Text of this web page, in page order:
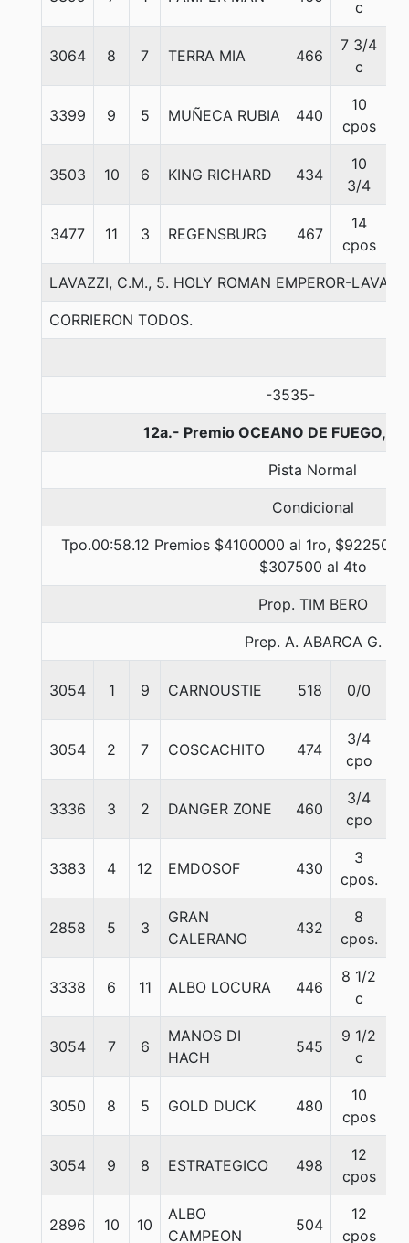
c
3064 8 7 TERRA MIA 466
7 3/4
c
3399 9 5 MUÑECA RUBIA 440
10
cpos
3503 10 6 KING RICHARD 434
10
3/4
3477 11 3 REGENSBURG 467
14
cpos
LAVAZZI, C.M., 5. HOLY ROMAN EMPEROR-
CORRIERON TODOS.
-3535-
12a.- Premio OCEANO DE FUEGO,
Pista Normal
Condicional
Tpo.00:58.12 Premios $4100000 al 1ro, $922500
$307500 al 4to
Prop. TIM BERO
Prep. A. ABARCA G.
3054 1 9 CARNOUSTIE 518 0/0
3054 2 7 COSCACHITO 474
3/4
cpo
3336 3 2 DANGER ZONE 460
3/4
cpo
3383 4 12 EMDOSOF 430
3
cpos.
2858 5 3
GRAN
CALERANO
432
8
cpos.
3338 6 11 ALBO LOCURA 446
8 1/2
c
3054 7 6
MANOS DI
HACH
545
9 1/2
c
3050 8 5 GOLD DUCK 480
10
cpos
3054 9 8 ESTRATEGICO 498
12
cpos
2896 10 10
ALBO
CAMPEON
504
12
cpos